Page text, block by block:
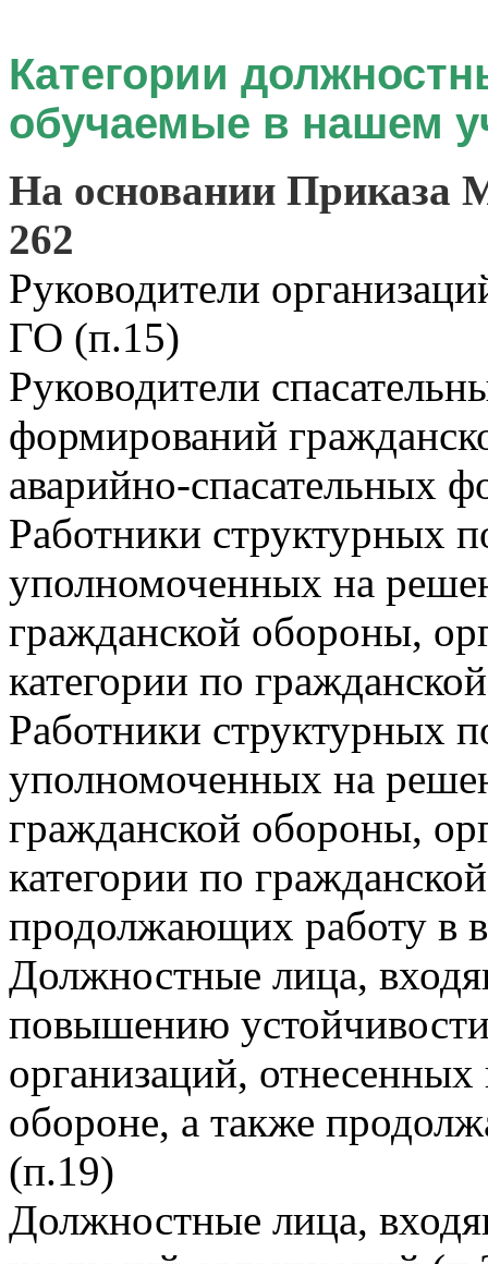
Категории
обучаемые в нашем
На основании Приказа
262
Руководители
ГО (п.15)
Руководители
формирований
аварийно-спасательных
Работники структурных
уполномоченных на
гражданской обороны,
категории по
Работники структурных
уполномоченных на
гражданской обороны,
категории по
продолжающих работу в
Должностные лица,
повышению
организаций,
обороне, а также
(п.19)
Должностные лица,